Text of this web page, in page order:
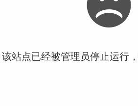
站点已经被管理员停止运行